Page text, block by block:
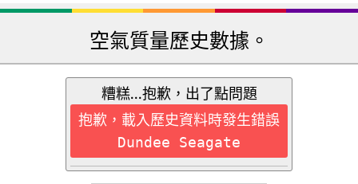
空氣質量歷史數據。
糟糕...抱歉，出了點問題
抱歉，載入歷史資料時發生錯誤
Dundee Seagate